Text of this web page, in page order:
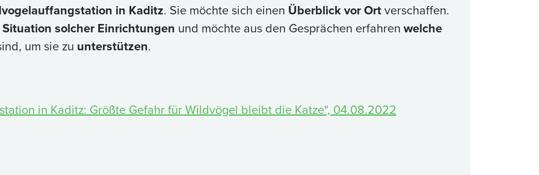
in Kaditz. Sie möchte sich einen Überblick vor Ortverschaffen.
solcher Einrichtungen und möchte aus den Gesprächen erfahren welche
um sie zu unterstützen.
in Kaditz: Größte Gefahr für Wildvögel bleibt die Katze", 04.08.2022